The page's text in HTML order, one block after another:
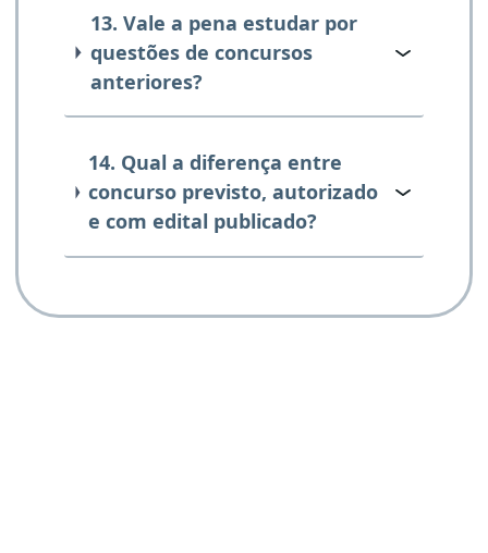
13. Vale a pena estudar por
questões de concursos
anteriores?
14. Qual a diferença entre
concurso previsto, autorizado
e com edital publicado?